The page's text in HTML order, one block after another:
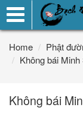
Toggle
navigation
Home
Phật
Không bái
Không bái